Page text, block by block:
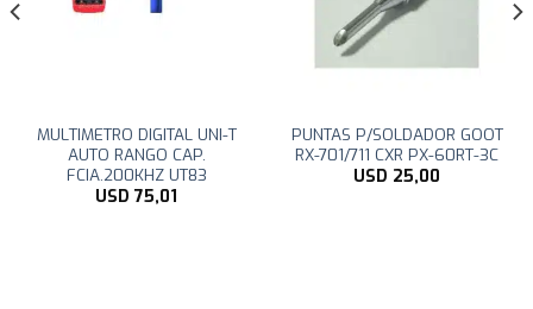
MULTIMETRO DIGITAL UNI-T
AUTO RANGO CAP.
FCIA.200KHZ UT83
USD 75,01
PUNTAS P/SOLDADOR GOOT
RX-701/711 CXR PX-60RT-3C
USD 25,00